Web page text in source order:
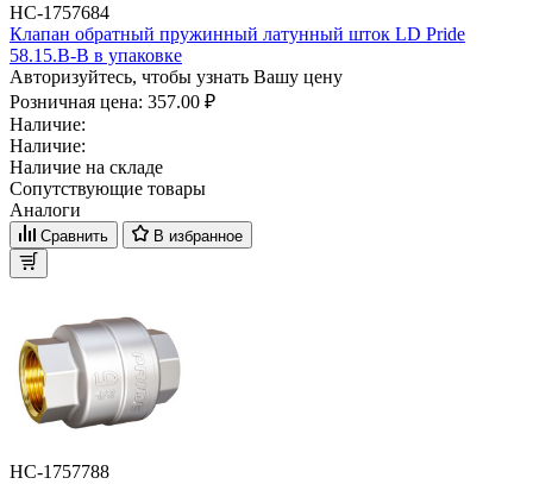
НС-1757684
Клапан обратный пружинный латунный шток LD Pride
58.15.В-В в упаковке
Авторизуйтесь, чтобы узнать Вашу цену
Розничная цена: 357.00 ₽
Наличие:
Наличие:
Наличие на складе
Сопутствующие товары
Аналоги
Сравнить В избранное
НС-1757788